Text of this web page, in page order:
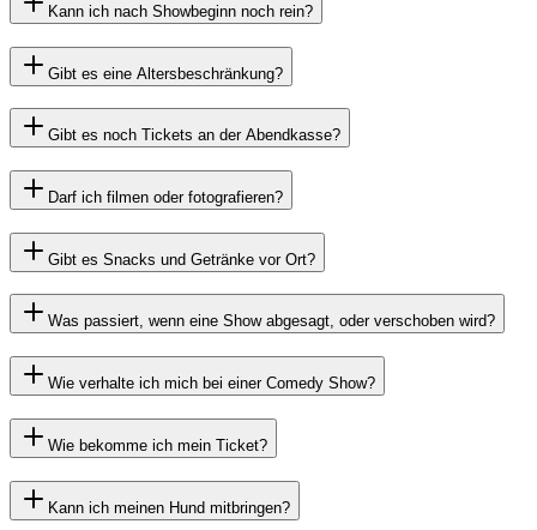
Kann ich nach Showbeginn noch rein?
Gibt es eine Altersbeschränkung?
Gibt es noch Tickets an der Abendkasse?
Darf ich filmen oder fotografieren?
Gibt es Snacks und Getränke vor Ort?
Was passiert, wenn eine Show abgesagt, oder verschoben wird?
Wie verhalte ich mich bei einer Comedy Show?
Wie bekomme ich mein Ticket?
Kann ich meinen Hund mitbringen?